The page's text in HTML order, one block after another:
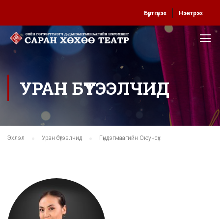
Бүртгүүлэх Нэвтрэх
УРАН БҮТЭЭЛЧИД
Эхлэл Уран бүтээлчид Гүндэгмаагийн Оюунсүх